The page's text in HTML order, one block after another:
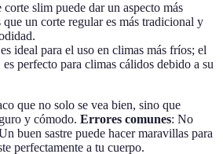
corte slim puede dar un aspecto más
un corte regular es más tradicional y
ideal para el uso en climas más fríos; el
perfecto para climas cálidos debido a su
que no solo se vea bien, sino que
y cómodo. Errores comunes: No
buen sastre puede hacer maravillas para
perfectamente a tu cuerpo.